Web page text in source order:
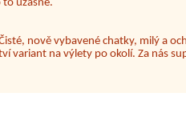
nově vybavené chatky, milý a
variant na výlety po okolí. Za nás
toalet, toaletní papír neustále chyběl